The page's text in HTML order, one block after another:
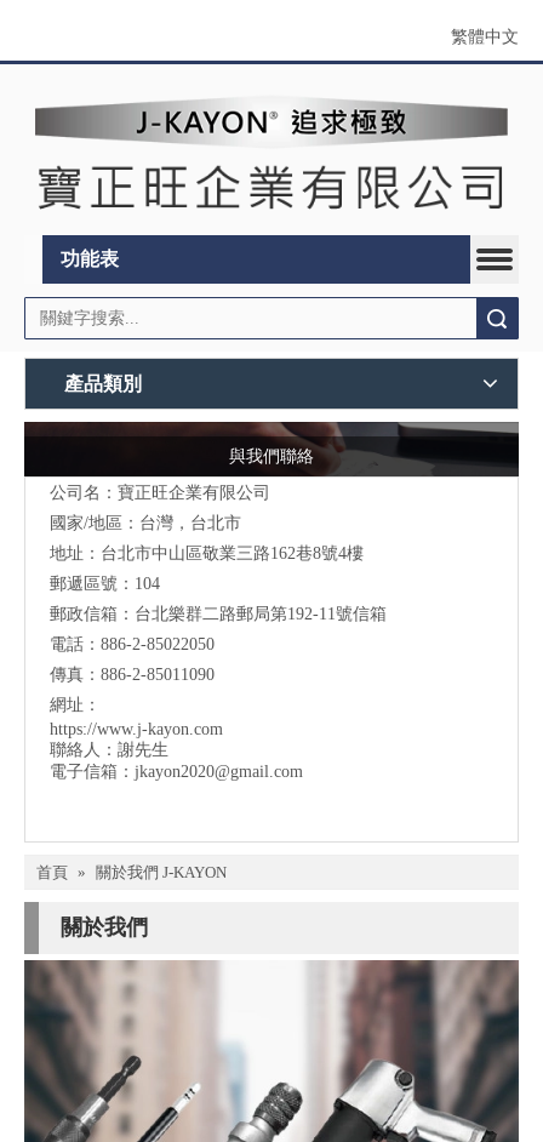
繁體中文
功能表
產品類別
與我們聯絡
公司名：寶正旺企業有限公司
國家/地區：台灣，台北市
地址：台北市中山區敬業三路162巷8號4樓
郵遞區號：104
郵政信箱：台北樂群二路郵局第192-11號信箱
電話：886-2-85022050
傳真：886-2-85011090
網址：
https://www.j-kayon.com
聯絡人：謝先生
電子信箱： jkayon2020@gmail.com
首頁 » 關於我們 J-KAYON
關於我們